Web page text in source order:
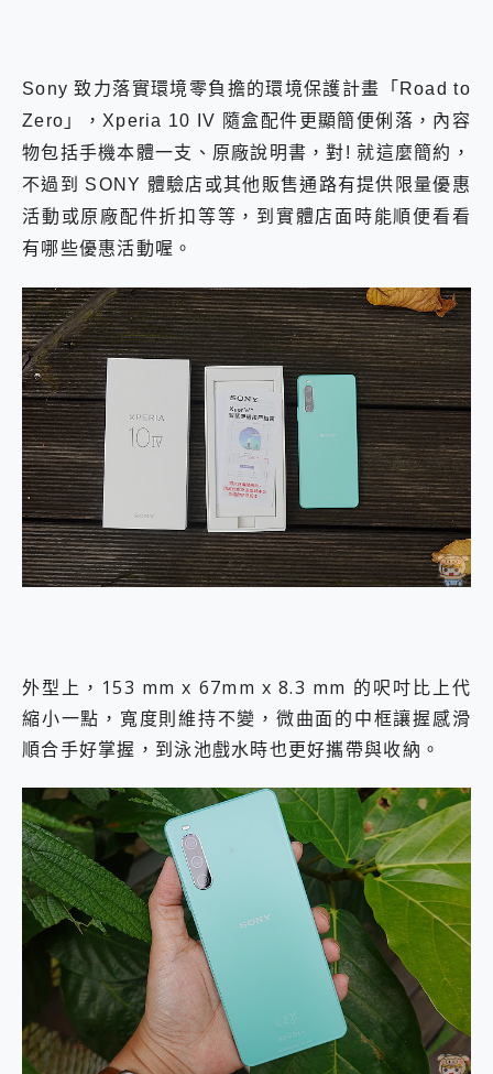
Sony 致力落實環境零負擔的環境保護計畫「Road to
Zero」，Xperia 10 IV 隨盒配件更顯簡便俐落，內容
物包括手機本體一支、原廠說明書，對! 就這麼簡約，
不過到 SONY 體驗店或其他販售通路有提供限量優惠
活動或原廠配件折扣等等，到實體店面時能順便看看
有哪些優惠活動喔。
外型上，153 mm x 67mm x 8.3 mm 的呎吋比上代
縮小一點，寬度則維持不變，微曲面的中框讓握感滑
順合手好掌握，到泳池戲水時也更好攜帶與收納。